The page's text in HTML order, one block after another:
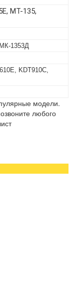
МТ-135,
1353Д
KDT910C,
модели.
любого